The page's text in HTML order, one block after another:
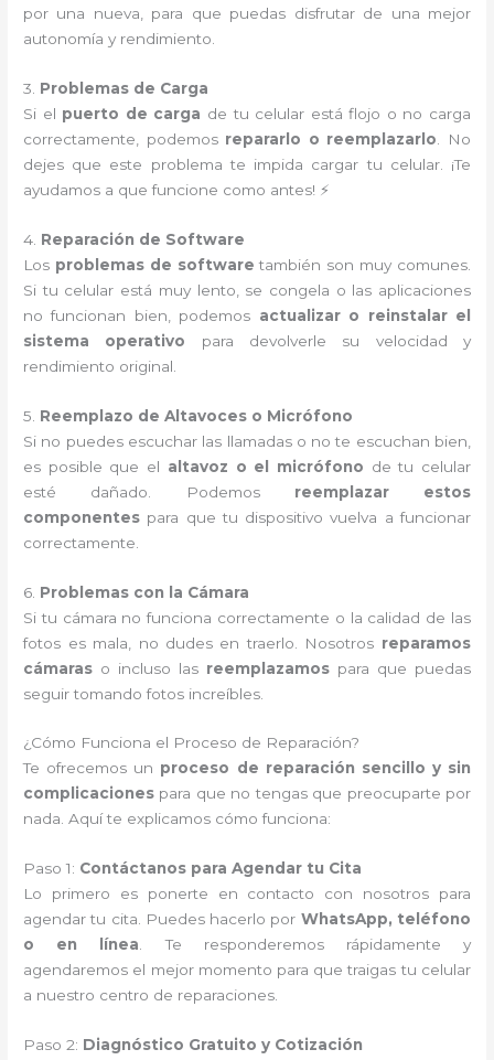
por una nueva, para que puedas disfrutar de una mejor
autonomía y rendimiento.
3. Problemas de Carga
Si el puerto de carga de tu celular está flojo o no carga
correctamente, podemos repararlo o reemplazarlo . No
dejes que este problema te impida cargar tu celular. ¡Te
ayudamos a que funcione como antes! ⚡
4. Reparación de Software
Los problemas de software también son muy comunes.
Si tu celular está muy lento, se congela o las aplicaciones
no funcionan bien, podemos actualizar o reinstalar el
sistema operativo para devolverle su velocidad y
rendimiento original.
5. Reemplazo de Altavoces o Micrófono
Si no puedes escuchar las llamadas o no te escuchan bien,
es posible que el altavoz o el micrófono de tu celular
esté dañado. Podemos reemplazar estos
componentes para que tu dispositivo vuelva a funcionar
correctamente.
6. Problemas con la Cámara
Si tu cámara no funciona correctamente o la calidad de las
fotos es mala, no dudes en traerlo. Nosotros reparamos
cámaras o incluso las reemplazamos para que puedas
seguir tomando fotos increíbles.
¿Cómo Funciona el Proceso de Reparación?
Te ofrecemos un proceso de reparación sencillo y sin
complicaciones para que no tengas que preocuparte por
nada. Aquí te explicamos cómo funciona:
Paso 1: Contáctanos para Agendar tu Cita
Lo primero es ponerte en contacto con nosotros para
agendar tu cita. Puedes hacerlo por WhatsApp, teléfono
o en línea. Te responderemos rápidamente y
agendaremos el mejor momento para que traigas tu celular
a nuestro centro de reparaciones.
Paso 2: Diagnóstico Gratuito y Cotización